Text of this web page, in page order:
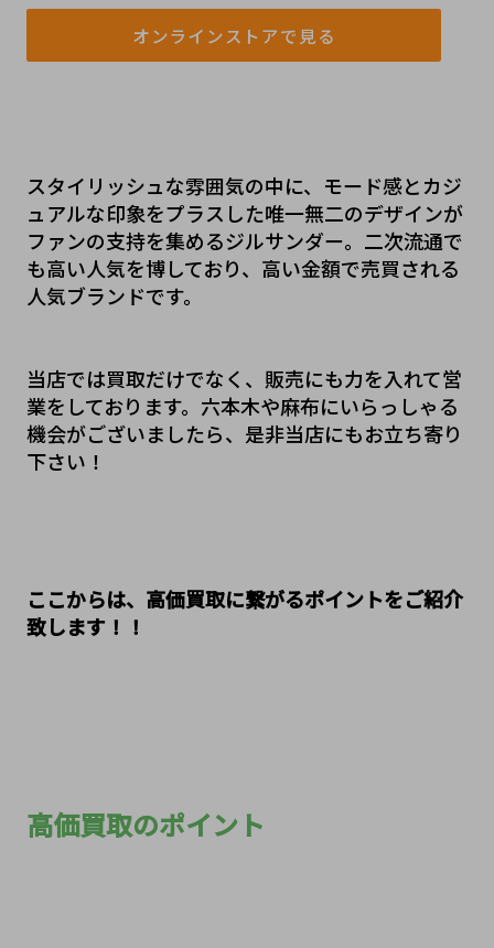
オンラインストアで見る
スタイリッシュな雰囲気の中に、モード感とカジ
ュアルな印象をプラスした唯一無二のデザインが
ファンの支持を集めるジルサンダー。二次流通で
も高い人気を博しており、高い金額で売買される
人気ブランドです。
当店では買取だけでなく、販売にも力を入れて営
業をしております。六本木や麻布にいらっしゃる
機会がございましたら、是非当店にもお立ち寄り
下さい！
ここからは、高価買取に繋がるポイントをご紹介
致します！！
高価買取のポイント